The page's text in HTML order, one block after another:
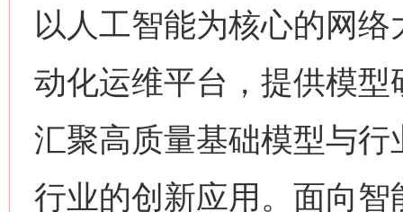
以人工智能为核心的网
动化运维平台，提供模
汇聚高质量基础模型与
行业的创新应用。面向